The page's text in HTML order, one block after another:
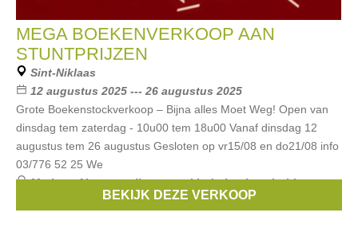
MEGA BOEKENVERKOOP AAN
STUNTPRIJZEN
Sint-Niklaas
12 augustus 2025 --- 26 augustus 2025
Grote Boekenstockverkoop – Bijna alles Moet Weg! Open van
dinsdag tem zaterdag - 10u00 tem 18u00 Vanaf dinsdag 12
augustus tem 26 augustus Gesloten op vr15/08 en do21/08 info
03/776 52 25 We
Merken:Algemene literatuur,kinderboeken,hobby,
filosofie en antiquariaat.BEKIJK DEZE VERKOOP